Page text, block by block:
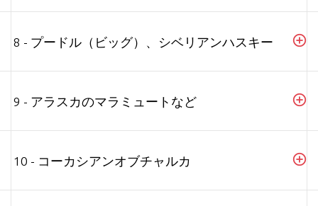
8 - プードル（ビッグ）、シベリアンハスキー
9 - アラスカのマラミュートなど
10 - コーカシアンオブチャルカ